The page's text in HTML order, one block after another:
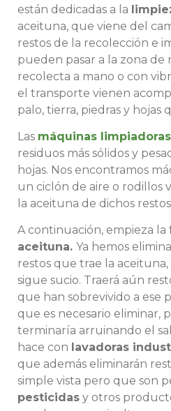
están dedicadas a la
aceituna, que viene del
restos de la recolección e
pueden pasar a la zona de
recolecta a mano o con
el transporte vienen
palo, tierra, piedras y hojas
Las máquinas limpiadoras
residuos más sólidos y
hojas. Nos encontramos
un ciclón de aire o rodillos
la aceituna de dichos
A continuación, empieza la
aceituna. Ya hemos
restos que trae la
sigue sucio. Traerá aún
que han sobrevivido a ese
que es necesario eliminar,
terminaría arruinando el
hace con lavadoras
que además eliminarán
simple vista pero que son
pesticidas y otros